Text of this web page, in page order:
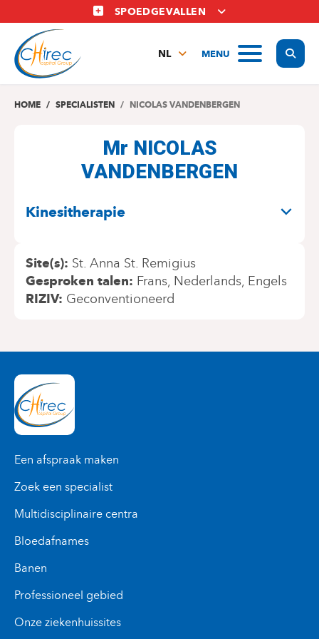
en
naar
inhoud
SPOEDGEVALLEN
MENU
NL
EN
HOME SPECIALISTEN NICOLAS VANDENBERGEN
Mr NICOLAS
VANDENBERGEN
Kinesitherapie
Site(s) St. Anna St. Remigius
Gesproken talen Frans Nederlands Engels
RIZIV Geconventioneerd
Een afspraak maken
Zoek een specialist
Multidisciplinaire centra
Bloedafnames
Banen
Professioneel gebied
Onze ziekenhuissites